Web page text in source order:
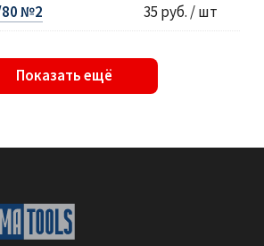
№2
35 руб. / шт
Показать ещё